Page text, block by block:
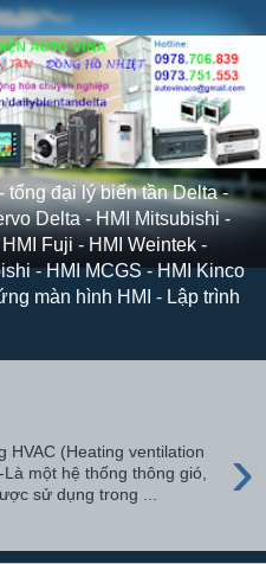
tổng đại lý biến tần Delta -
Delta - HMI Mitsubishi -
Fuji - HMI Weintek -
- HMI MCGS - HMI Kinco
màn hình HMI - Lập trình
›
HVAC (Heating ventilation
một hệ thống thông gió,
sử dụng trong ...